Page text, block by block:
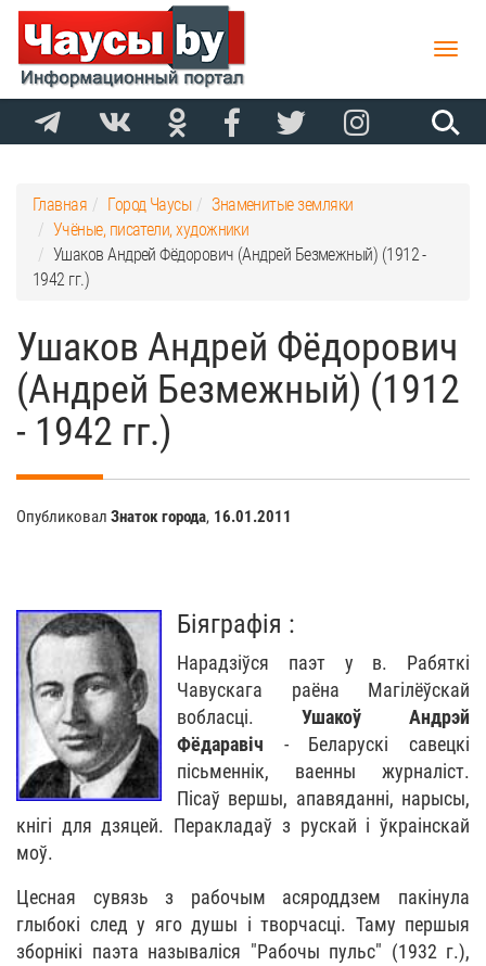
Toggle
Главная Город Чаусы
Знаменитые земляки
Учёные, писатели, художники
Ушаков Андрей Фёдорович (Андрей Безмежный) (1912 -
1942 гг.)
Ушаков Андрей Фёдорович
(Андрей Безмежный) (1912
- 1942 гг.)
Опубликовал Знаток города, 16.01.2011
Біяграфія :
Нарадзіўся паэт у в. Рабяткі
Чавускага раёна Магілёўскай
вобласці. Ушакоў Андрэй
Фёдаравіч - Беларускі савецкі
пісьменнік, ваенны журналіст.
Пісаў вершы, апавяданні, нарысы,
кнігі для дзяцей. Перакладаў з рускай і ўкраінскай
моў.
Цесная сувязь з рабочым асяроддзем пакінула
глыбокі след у яго душы і творчасці. Таму першыя
зборнікі паэта называліся "Рабочы пульс" (1932 г.),